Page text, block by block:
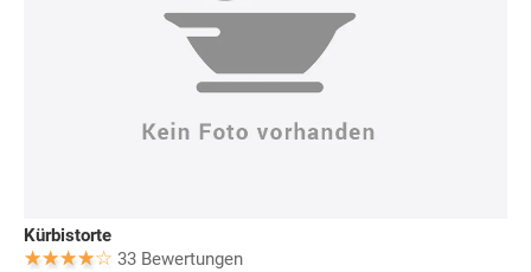
Kürbistorte
33 Bewertungen